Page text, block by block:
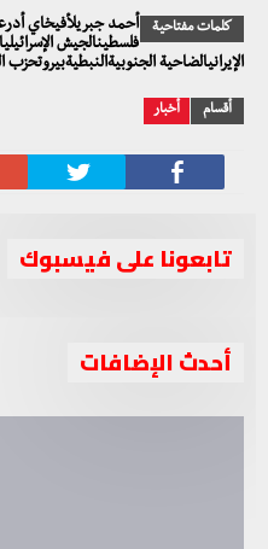
كلمات مفتاحية
أحمد جبريلأفيخاي
فلسطينالجيش
الإيرانيالضاحية
أقسام أخبار
تابعونا على فيسبوك
أحدث الإضافات